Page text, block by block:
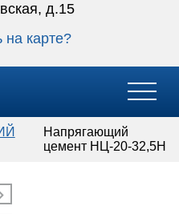
д.15
на карте?
Напрягающий
цемент НЦ-20-32,5Н